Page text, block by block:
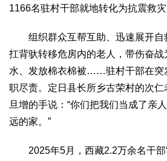
1166名驻村干部就地转化为抗震救灾
组织群众互帮互助、迅速展开自
扛背驮转移危房内的老人，带伤奋
水、发放棉衣棉被……驻村干部在突
职尽责。定日县长所乡古荣村的次
旦增的手说：“你们把我们当成了亲
远的家。”
2025年5月，西藏2.2万余名干部“